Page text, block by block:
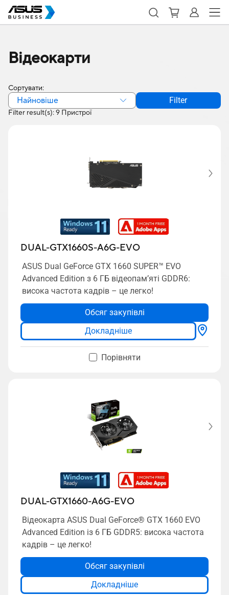
Відеокарти
Filter result(s): 9 Пристрої
Сортувати:
Найновіше Filter
DUAL-GTX1660S-A6G-EVO
ASUS Dual GeForce GTX 1660 SUPER™ EVO
Advanced Edition з 6 ГБ відеопам’яті GDDR6:
висока частота кадрів – це легко!
Обсяг закупівлі
Докладніше
Порівняти
DUAL-GTX1660-A6G-EVO
Відеокарта ASUS Dual GeForce® GTX 1660 EVO
Advanced Edition із 6 ГБ GDDR5: висока частота
кадрів – це легко!
Обсяг закупівлі
Докладніше